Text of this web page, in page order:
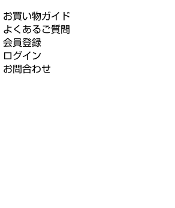
お買い物ガイド
よくあるご質問
会員登録
ログイン
お問合わせ